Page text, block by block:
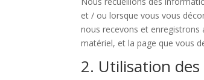
et / ou lorsque vous vous
nous recevons et
matériel, et la page que vous
2. Utilisation